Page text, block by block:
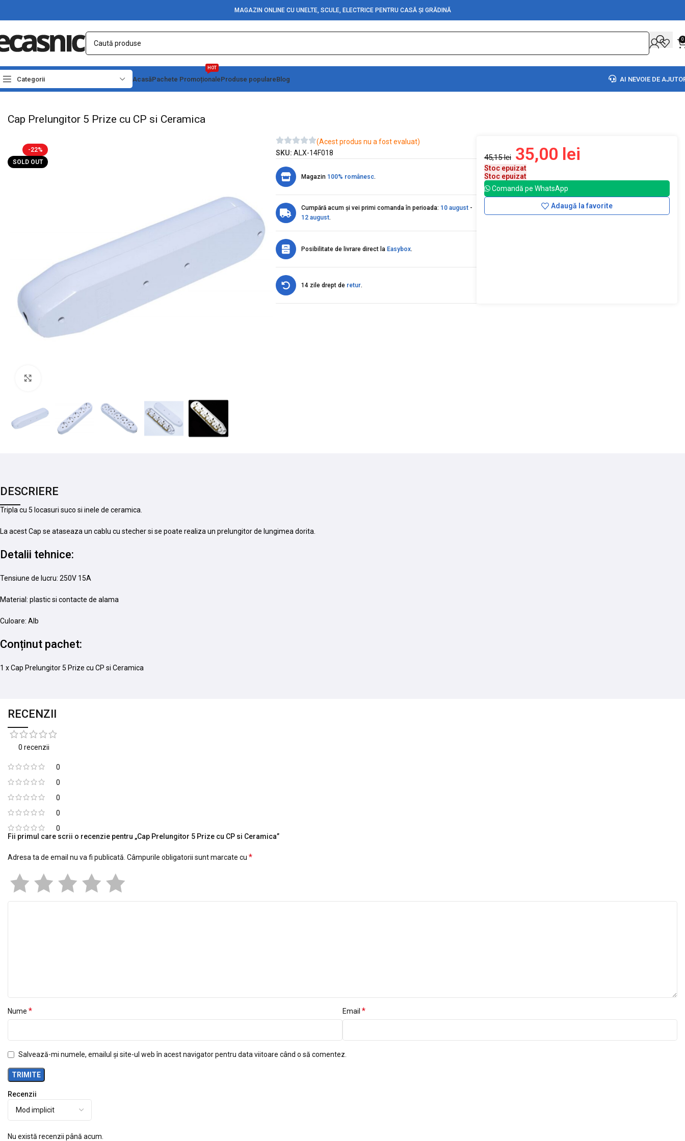
MAGAZIN ONLINE CU UNELTE, SCULE, ELECTRICE PENTRU CASĂ ȘI GRĂDINĂ
0
Categorii AcasăPachete Promoționale
HOT
Produse populareBlog AI NEVOIE DE
Prima pagină Conectica Prize, prelungitoare, stechere
Cap Prelungitor 5 Prize cu CP si Ceramica
-22%
SOLD OUT
(Acest produs nu a fost evaluat)
SKU: ALX-14F018
Magazin 100% românesc.
Cumpără acum și vei primi comanda în perioada: 10 august-
12 august.
Posibilitate de livrare direct la Easybox.
14 zile drept de retur.
45,15lei 35,00 lei
Stoc epuizat
Stoc epuizat
Comandă pe WhatsApp
Adaugă la favorite
DESCRIERE
Tripla cu 5 locasuri suco si inele de ceramica.
La acest Cap se ataseaza un cablu cu stecher si se poate realiza un prelungitor de lungimea dorita.
Detalii tehnice:
Tensiune de lucru: 250V 15A
Material: plastic si contacte de alama
Culoare: Alb
Conținut pachet:
1 x Cap Prelungitor 5 Prize cu CP si Ceramica
RECENZII
0 recenzii
0
0
0
0
0
Recenzii
Nu există recenzii până acum.
Fii primul care scrii o recenzie pentru „Cap Prelungitor 5 Prize cu CP si Ceramica”
Adresa ta de email nu va fi publicată. Câmpurile obligatorii sunt marcate cu *
Nume * Email *
Salvează-mi numele, emailul și site-ul web în acest navigator pentru data viitoare când o să comentez.